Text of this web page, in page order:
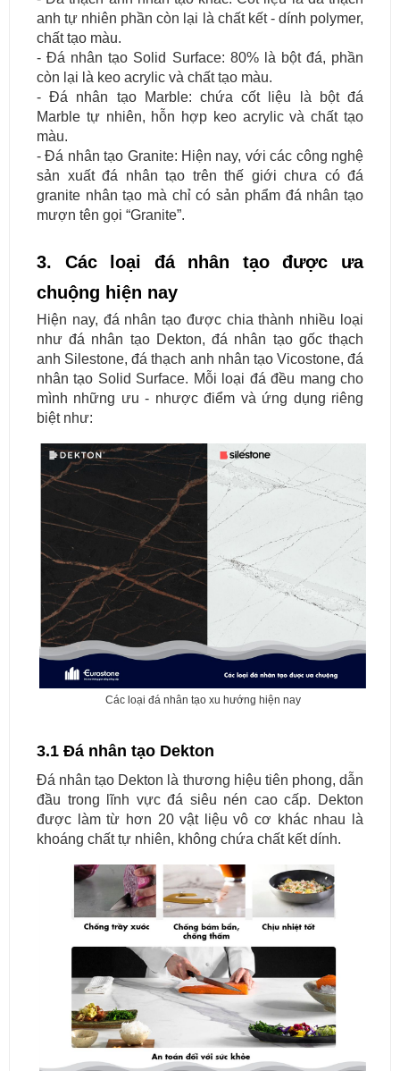
anh tự nhiên phần còn lại là chất kết - dính polymer,
chất tạo màu.
- Đá nhân tạo Solid Surface: 80% là bột đá, phần
còn lại là keo acrylic và chất tạo màu.
- Đá nhân tạo Marble: chứa cốt liệu là bột đá
Marble tự nhiên, hỗn hợp keo acrylic và chất tạo
màu.
- Đá nhân tạo Granite: Hiện nay, với các công nghệ
sản xuất đá nhân tạo trên thế giới chưa có đá
granite nhân tạo mà chỉ có sản phẩm đá nhân tạo
mượn tên gọi “Granite”.
3. Các loại đá nhân tạo được ưa
chuộng hiện nay
Hiện nay, đá nhân tạo được chia thành nhiều loại
như đá nhân tạo Dekton, đá nhân tạo gốc thạch
anh Silestone, đá thạch anh nhân tạo Vicostone, đá
nhân tạo Solid Surface. Mỗi loại đá đều mang cho
mình những ưu - nhược điểm và ứng dụng riêng
biệt như:
Các loại đá nhân tạo xu hướng hiện nay
3.1 Đá nhân tạo Dekton
Đá nhân tạo Dekton là thương hiệu tiên phong, dẫn
đầu trong lĩnh vực đá siêu nén cao cấp. Dekton
được làm từ hơn 20 vật liệu vô cơ khác nhau là
khoáng chất tự nhiên, không chứa chất kết dính.